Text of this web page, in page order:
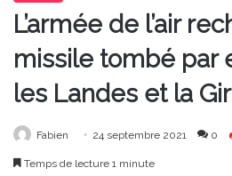
L’armée de l’air
missile tombé par
les Landes et la
Fabien 24 septembre 2021 0
Temps de lecture 1 minute